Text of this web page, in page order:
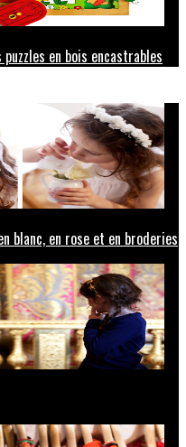
en bois encastrables
blanc, en rose et en broderies